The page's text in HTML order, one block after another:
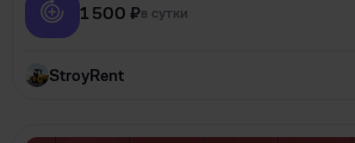
1 500 ₽в сутки
StroyRent